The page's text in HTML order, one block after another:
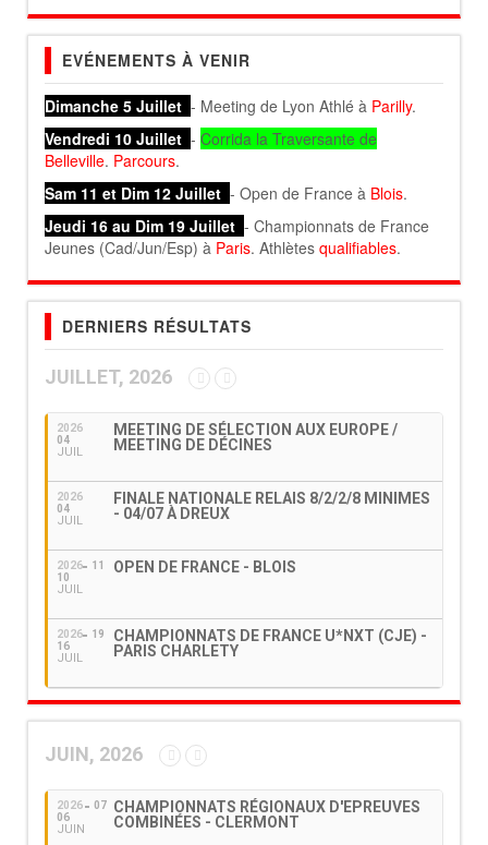
EVÉNEMENTS À VENIR
Dimanche 5 Juillet - Meeting de Lyon Athlé à Parilly.
Vendredi 10 Juillet - Corrida la Traversante de
Belleville. Parcours.
Sam 11 et Dim 12 Juillet - Open de France à Blois.
Jeudi 16 au Dim 19 Juillet - Championnats de France
Jeunes (Cad/Jun/Esp) à Paris. Athlètes qualifiables.
DERNIERS RÉSULTATS
JUILLET, 2026
2026
04
JUIL
MEETING DE SÉLECTION AUX EUROPE /
MEETING DE DÉCINES
2026
04
JUIL
FINALE NATIONALE RELAIS 8/2/2/8 MINIMES
- 04/07 À DREUX
2026
10
JUIL
11 OPEN DE FRANCE - BLOIS
2026
16
JUIL
19
CHAMPIONNATS DE FRANCE U*NXT (CJE) -
PARIS CHARLETY
JUIN, 2026
2026
06
JUIN
07
CHAMPIONNATS RÉGIONAUX D'EPREUVES
COMBINÉES - CLERMONT